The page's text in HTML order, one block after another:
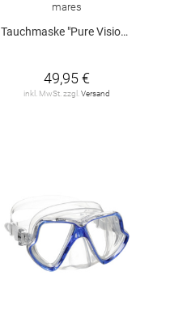
mares
Tauchmaske "Pure Vision Combo"
49,95 €
inkl. MwSt. zzgl. Versand